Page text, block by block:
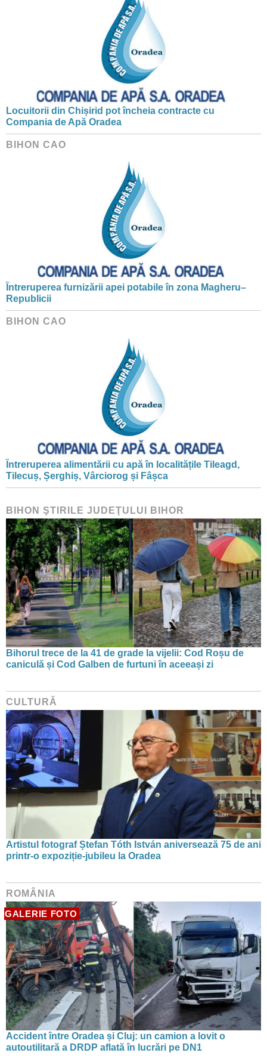
Locuitorii din Chișirid pot încheia contracte cu
Compania de Apă Oradea
BIHON CAO
Întreruperea furnizării apei potabile în zona Magheru–
Republicii
BIHON CAO
Întreruperea alimentării cu apă în localitățile Tileagd,
Tilecuș, Șerghiș, Vârciorog și Fâșca
BIHON ŞTIRILE JUDEŢULUI BIHOR
Bihorul trece de la 41 de grade la vijelii: Cod Roșu de
caniculă și Cod Galben de furtuni în aceeași zi
CULTURĂ
Artistul fotograf Ștefan Tóth István aniversează 75 de ani
printr-o expoziție-jubileu la Oradea
ROMÂNIA
GALERIE FOTO
Accident între Oradea și Cluj: un camion a lovit o
autoutilitară a DRDP aflată în lucrări pe DN1